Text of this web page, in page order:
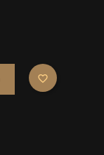
favorite_border